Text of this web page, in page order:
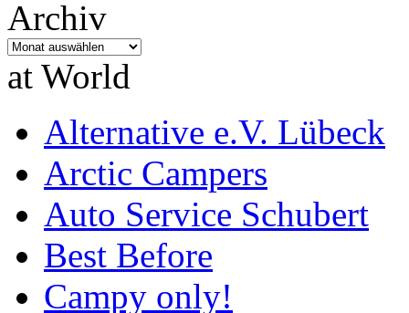
Archiv
Archiv
at World
Alternative e.V. Lübeck
Arctic Campers
Auto Service Schubert
Best Before
Campy only!